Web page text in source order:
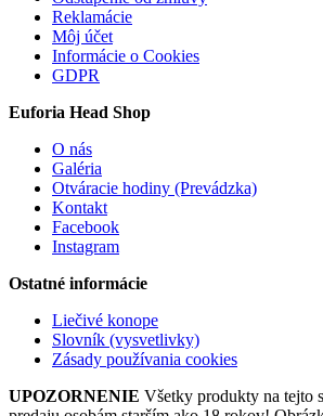
Reklamácie
Môj účet
Informácie o Cookies
GDPR
Euforia Head Shop
O nás
Galéria
Otváracie hodiny (Prevádzka)
Kontakt
Facebook
Instagram
Ostatné informácie
Liečivé konope
Slovník (vysvetlivky)
Zásady používania cookies
UPOZORNENIE Všetky produkty na tejto